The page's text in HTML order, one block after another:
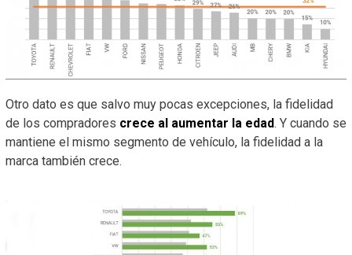
Otro dato es que salvo muy pocas excepciones, la fidelidad
de los compradores crece al aumentar la edad. Y cuando se
mantiene el mismo segmento de vehículo, la fidelidad a la
marca también crece.